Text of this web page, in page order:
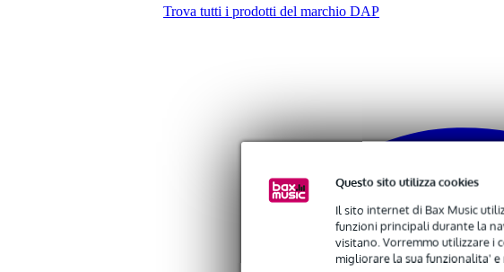
Questo sito utilizza cookies
Il sito internet di Bax Music
funzioni principali durante la
visitano. Vorremmo utilizzare i
migliorare la sua funzionalita'
Peso
sistema di altoparlanti a 2 vie
con griglia magnetica
potenza nominale: 5/10/20 W
impedenza: 8 ohm
tensione di linea: 100 V
gamma di frequenza: 110 Hz -20 kHz
Trova tutti i prodotti del marchio DAP